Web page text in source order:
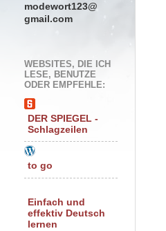
modewort123@
gmail.com
WEBSITES, DIE ICH
LESE, BENUTZE
ODER EMPFEHLE:
DER SPIEGEL -
Schlagzeilen
to go
Einfach und
effektiv Deutsch
lernen